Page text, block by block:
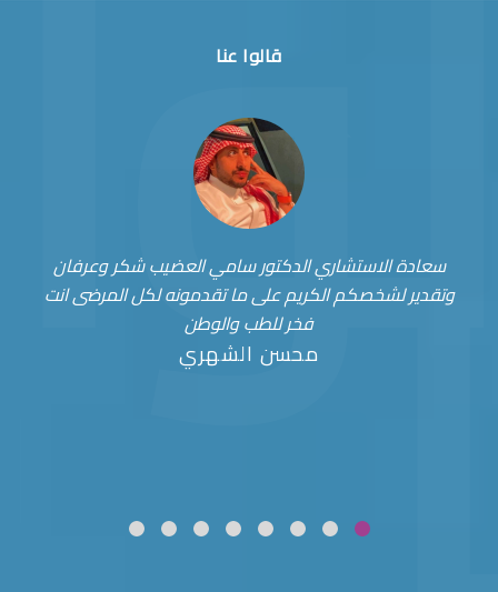
قالوا عنا
سعادة الاستشاري الدكتور سامي العضيب شكر وعرفان
وتقدير لشخصكم الكريم على ما تقدمونه لكل المرضى انت
فخر للطب والوطن
محسن الشهري